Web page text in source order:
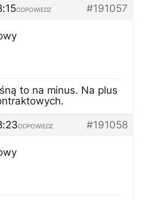
#191057
ODPOWIEDZ
to na minus. Na plus
#191058
ODPOWIEDZ